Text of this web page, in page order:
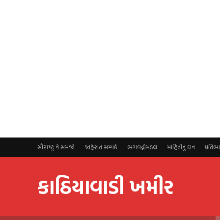
સૌરાષ્ટ્ર ને સમજો જાહેરાત સમ્પર્ક ભગવદ્ગોમંડલ માહિતીનું દાન
કાઠિયાવાડી ખમીર